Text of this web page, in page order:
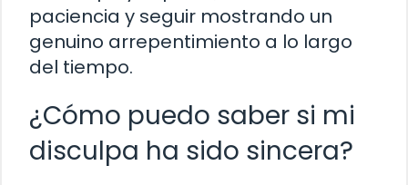
paciencia y seguir mostrando un
genuino arrepentimiento a lo largo
del tiempo.
¿Cómo puedo saber si mi
disculpa ha sido sincera?